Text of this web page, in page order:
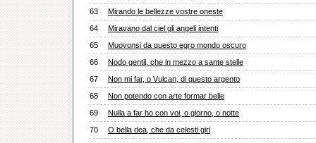
63
Mirando le bellezze vostre oneste
64
Miravano dal ciel gli angeli intenti
65
Muovonsi da questo egro mondo oscuro
66
Nodo gentil, che in mezzo a sante stelle
67
Non mi far, o Vulcan, di questo argento
68
Non potendo con arte formar belle
69
Nulla a far ho con voi, o giorno, o notte
70
O bella dea, che da celesti giri